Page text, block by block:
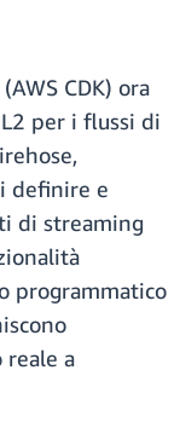
CDK) ora
per i flussi di
definire e
di streaming
programmatico
a